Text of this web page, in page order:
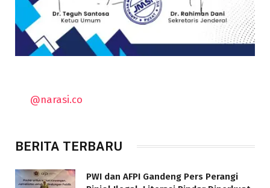
@narasi.co
BERITA TERBARU
PWI dan AFPI Gandeng Pers Perangi